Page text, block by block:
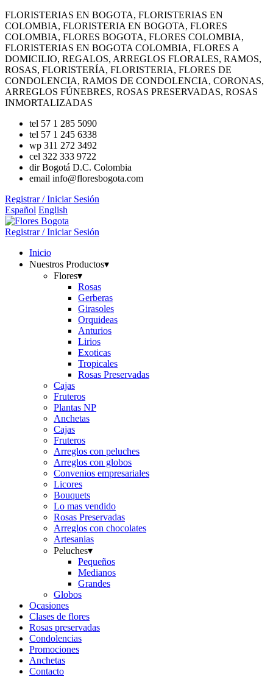
FLORISTERIAS EN BOGOTA, FLORISTERIAS EN
COLOMBIA, FLORISTERIA EN BOGOTA, FLORES
COLOMBIA, FLORES BOGOTA, FLORES COLOMBIA,
FLORISTERIAS EN BOGOTA COLOMBIA, FLORES A
DOMICILIO, REGALOS, ARREGLOS FLORALES, RAMOS,
ROSAS, FLORISTERÍA, FLORISTERIA, FLORES DE
CONDOLENCIA, RAMOS DE CONDOLENCIA, CORONAS,
ARREGLOS FÚNEBRES, ROSAS PRESERVADAS, ROSAS
INMORTALIZADAS
tel 57 1 285 5090
tel 57 1 245 6338
wp 311 272 3492
cel 322 333 9722
dir Bogotá D.C. Colombia
email info@floresbogota.com
Registrar / Iniciar Sesión
Español English
Registrar / Iniciar Sesión
Inicio
Nuestros Productos▾
Flores▾
Rosas
Gerberas
Girasoles
Orquideas
Anturios
Lirios
Exoticas
Tropicales
Rosas Preservadas
Cajas
Fruteros
Plantas NP
Anchetas
Cajas
Fruteros
Arreglos con peluches
Arreglos con globos
Convenios empresariales
Licores
Bouquets
Lo mas vendido
Rosas Preservadas
Arreglos con chocolates
Artesanias
Peluches▾
Pequeños
Medianos
Grandes
Globos
Ocasiones
Clases de flores
Rosas preservadas
Condolencias
Promociones
Anchetas
Contacto